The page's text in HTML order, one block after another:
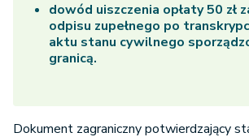
dowód uiszczenia opłaty 50 zł
odpisu zupełnego po
aktu stanu cywilnego
granicą.
Dokument zagraniczny potwierdzający